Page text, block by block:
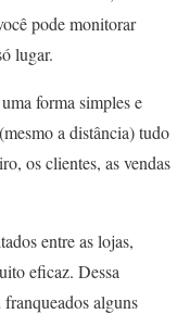
pode monitorar
lugar.
forma simples e
a distância) tudo
os clientes, as vendas
entre as lojas,
eficaz. Dessa
franqueados alguns